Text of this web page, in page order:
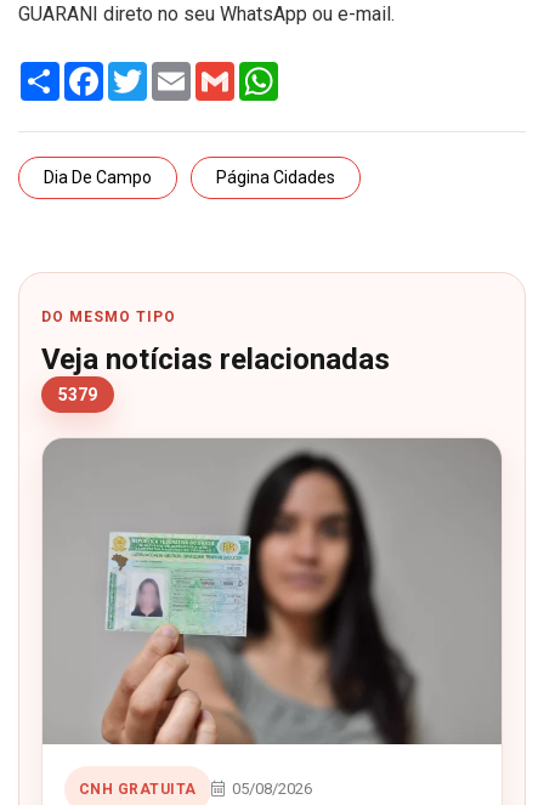
GUARANI direto no seu WhatsApp ou e-mail.
Share Facebook
TwitterEmail Gmail
Dia De Campo Página Cidades
DO MESMO TIPO
Veja notícias relacionadas
5379
CNH GRATUITA 05/08/2026